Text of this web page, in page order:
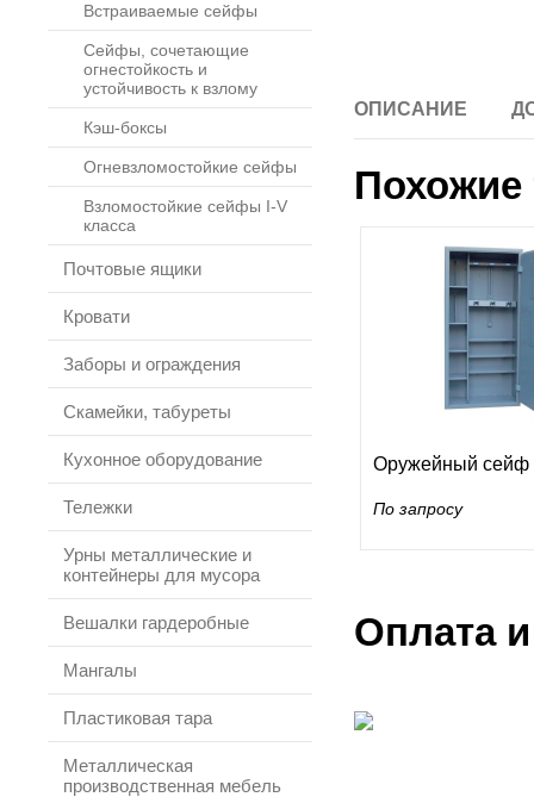
Встраиваемые сейфы
Сейфы, сочетающие
огнестойкость и
устойчивость к взлому
Кэш-боксы
Огневзломостойкие сейфы
Взломостойкие сейфы I-V
класса
Почтовые ящики
Кровати
Заборы и ограждения
Скамейки, табуреты
Кухонное оборудование
Тележки
Урны металлические и
контейнеры для мусора
Вешалки гардеробные
Мангалы
Пластиковая тара
Металлическая
производственная мебель
ОПИСАНИЕ
Оружейный
По запросу
Оплата